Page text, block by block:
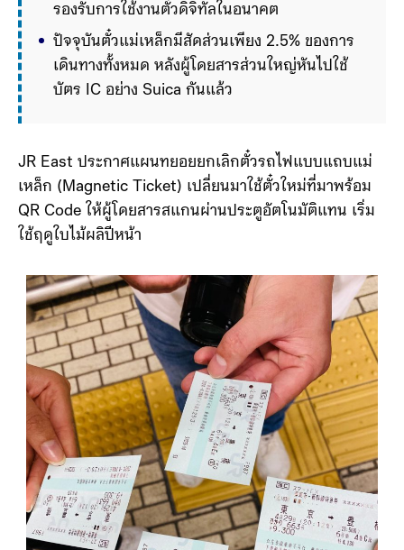
รองรับการใช้งานตั๋วดิจิทัลในอนาคต
ปัจจุบันตั๋วแม่เหล็กมีสัดส่วนเพียง 2.5% ของการ
เดินทางทั้งหมด หลังผู้โดยสารส่วนใหญ่หันไปใช้
บัตร IC อย่าง Suica กันแล้ว
รถไฟด่วนพิเศษบางเส้นทางต่อไป
JR East ประกาศแผนทยอยยกเลิกตั๋วรถไฟแบบแถบแม่
เหล็ก (Magnetic Ticket) เปลี่ยนมาใช้ตั๋วใหม่ที่มาพร้อม
ใช้ฤดูใบไม้ผลิปีหน้า